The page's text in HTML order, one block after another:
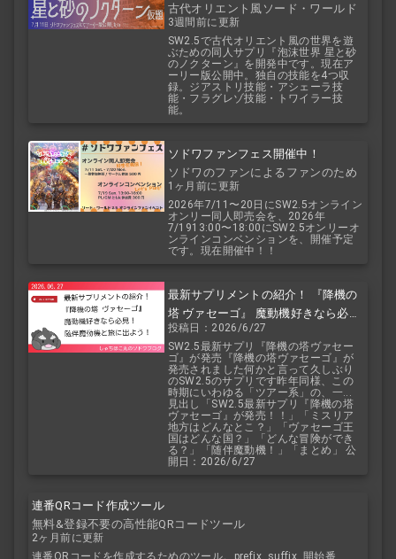
古代オリエント風ソード・ワールド
2.5
3週間前に更新
SW2.5で古代オリエント風の世界を遊
ぶための同人サプリ『泡沫世界 星と砂
のノクターン』を開発中です。現在ア
ーリー版公開中。独自の技能を4つ収
録。ジアストリ技能・アシェーラ技
能・フラグレゾ技能・トワイラー技
能。
ソドワファンフェス開催中！
ソドワのファンによるファンのため
のお祭り！
1ヶ月前に更新
2026年7/11〜20日にSW2.5オンライン
オンリー同人即売会を、2026年
7/1913:00〜18:00にSW2.5オンリーオ
ンラインコンベンションを、開催予定
です。現在開催中！！
最新サプリメントの紹介！ 『降機の
塔 ヴァセーゴ』 魔動機好きなら必
見！ 随伴魔動機と旅に出よう！
投稿日：2026/6/27
SW2.5最新サプリ『降機の塔ヴァセー
ゴ』が発売『降機の塔ヴァセーゴ』が
発売されました何かと言って久しぶり
のSW2.5のサプリです昨年同様、この
時期にいわゆる「ツアー系」の、一...
見出し「SW2.5最新サプリ『降機の塔
ヴァセーゴ』が発売！！」「ミスリア
地方はどんなとこ？」「ヴァセーゴ王
国はどんな国？」「どんな冒険ができ
る？」「随伴魔動機！」「まとめ」 公
開日：2026/6/27
連番QRコード作成ツール
無料&登録不要の高性能QRコードツール
2ヶ月前に更新
連番QRコードを作成するためのツール。prefix, suffix, 開始番